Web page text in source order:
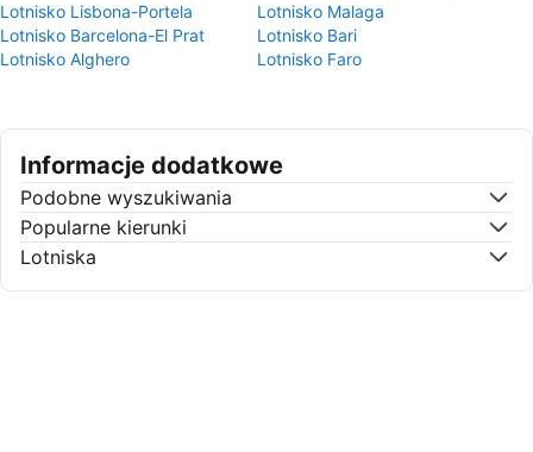
Lotnisko Lisbona-Portela
Lotnisko Malaga
Lotnisko Barcelona-El Prat
Lotnisko Bari
Lotnisko Alghero
Lotnisko Faro
Informacje dodatkowe
Podobne wyszukiwania
Popularne kierunki
Lotniska